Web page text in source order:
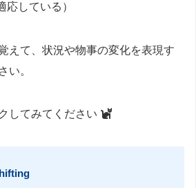
応している）
えて、状況や物事の変化を表現す
い。
してみてください